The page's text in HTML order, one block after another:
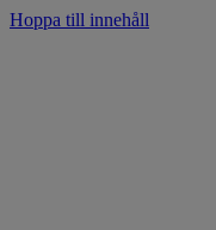
Hoppa till innehåll